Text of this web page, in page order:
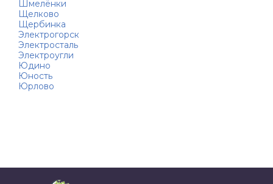
Шмелёнки
Щелково
Щербинка
Электрогорск
Электросталь
Электроугли
Юдино
Юность
Юрлово